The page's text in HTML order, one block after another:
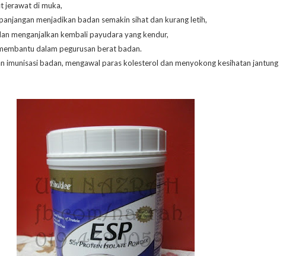
jerawat di muka,
menjadikan badan semakin sihat dan kurang letih,
menganjalkan kembali payudara yang kendur,
dalam pegurusan berat badan.
imunisasi badan, mengawal paras kolesterol dan menyokong kesihatan jantung